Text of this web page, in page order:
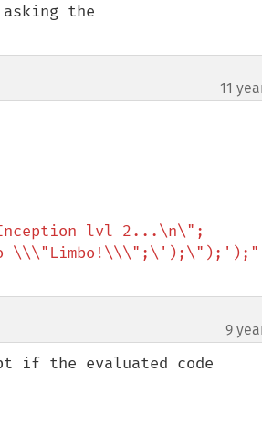
the
11
lvl 2...\n\";
\\\"Limbo!\\\";\');\");');"
9
if the evaluated code